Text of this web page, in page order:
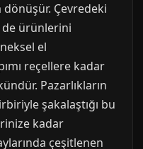
dönüşür. Çevredeki
ürünlerini
el
reçellere kadar
Pazarlıkların
şakalaştığı bu
kadar
çeşitlenen